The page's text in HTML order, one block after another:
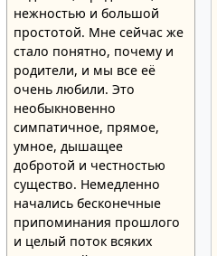
нежностью и большой
простотой. Мне сейчас же
стало понятно, почему и
родители, и мы все её
очень любили. Это
необыкновенно
симпатичное, прямое,
умное, дышащее
добротой и честностью
существо. Немедленно
начались бесконечные
припоминания прошлого
и целый поток всяких